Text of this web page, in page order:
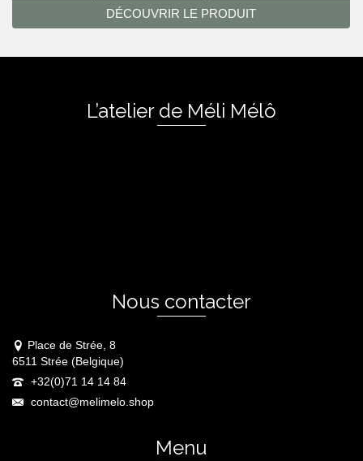
DÉCOUVRIR LE PRODUIT
L’atelier de Méli Mélô
Nous contacter
Place de Strée, 8
6511 Strée (Belgique)
+32(0)71 14 14 84
contact@melimelo.shop
Menu